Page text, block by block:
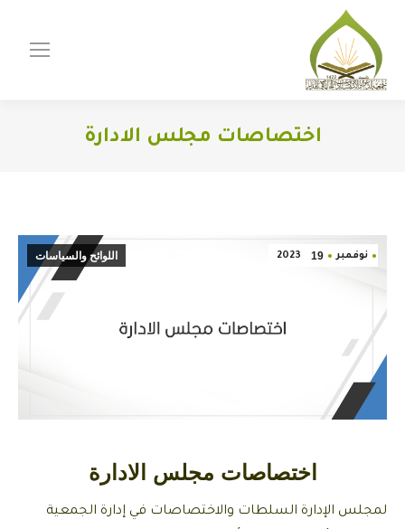
اختصاصات مجلس الادارة
نوفمبر 19
2023 اللوائح والسياسات
اختصاصات مجلس الادارة
لمجلس الإدارة السلطات والاختصاصات في إدارة الجمعية